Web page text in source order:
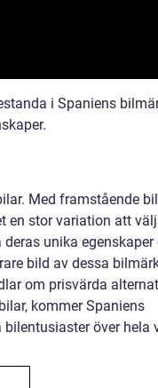
i Spaniens
Med framstående
en stor variation att
unika egenskaper
bild av dessa
om prisvärda
kommer Spaniens
över hela